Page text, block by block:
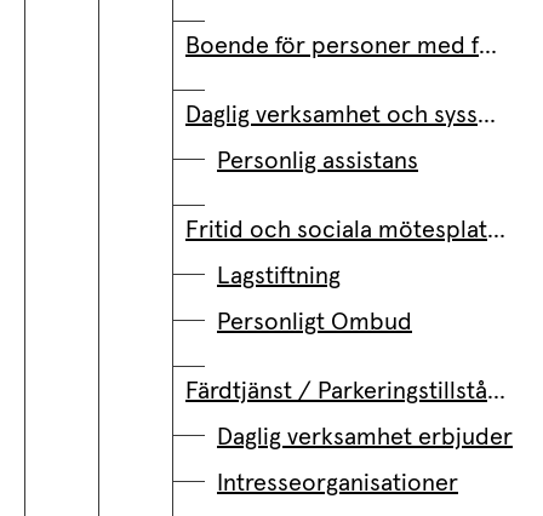
Boende för personer med funktionsnedsättning
Daglig verksamhet och sysselsättning
Personlig assistans
Fritid och sociala mötesplatser
Lagstiftning
Personligt Ombud
Färdtjänst / Parkeringstillstånd
Daglig verksamhet erbjuder
Intresseorganisationer